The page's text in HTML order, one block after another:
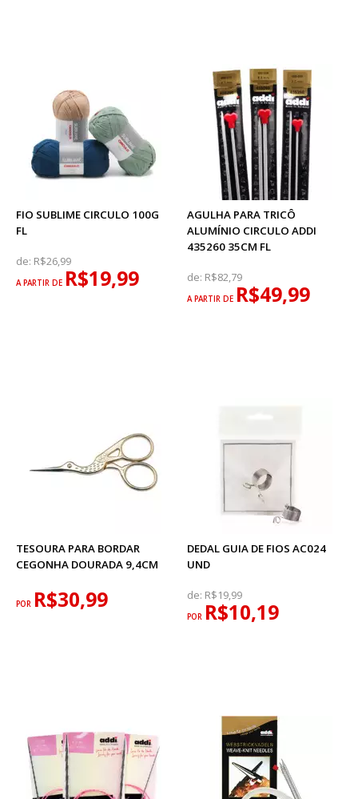
FIO SUBLIME CIRCULO 100G
FL
de: R$26,99
A PARTIR DE R$19,99
AGULHA PARA TRICÔ
ALUMÍNIO CIRCULO ADDI
435260 35CM FL
de: R$82,79
A PARTIR DE R$49,99
TESOURA PARA BORDAR
CEGONHA DOURADA 9,4CM
POR R$30,99
DEDAL GUIA DE FIOS AC024
UND
de: R$19,99
POR R$10,19